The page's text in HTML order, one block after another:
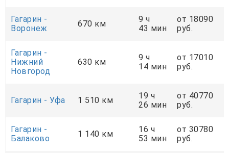
Гагарин -
Воронеж
670 км
9 ч
43 мин
от 18090
руб.
Гагарин -
Нижний
Новгород
630 км
9 ч
14 мин
от 17010
руб.
Гагарин - Уфа 1 510 км
19 ч
26 мин
от 40770
руб.
Гагарин -
Балаково
1 140 км
16 ч
53 мин
от 30780
руб.